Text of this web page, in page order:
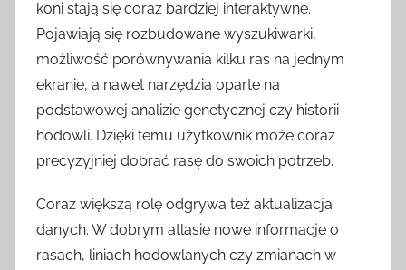
koni stają się coraz bardziej interaktywne.
Pojawiają się rozbudowane wyszukiwarki,
możliwość porównywania kilku ras na jednym
ekranie, a nawet narzędzia oparte na
podstawowej analizie genetycznej czy historii
hodowli. Dzięki temu użytkownik może coraz
precyzyjniej dobrać rasę do swoich potrzeb.
Coraz większą rolę odgrywa też aktualizacja
danych. W dobrym atlasie nowe informacje o
rasach, liniach hodowlanych czy zmianach w